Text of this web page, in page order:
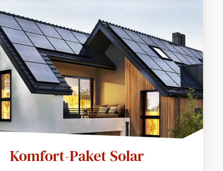
Komfort-Paket Solar